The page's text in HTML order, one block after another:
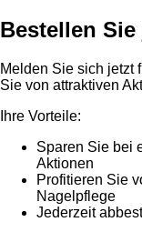
Bestellen
Melden Sie sich jetzt
Sie von attraktiven
Ihre Vorteile:
Sparen Sie bei
Aktionen
Profitieren Sie
Nagelpflege
Jederzeit